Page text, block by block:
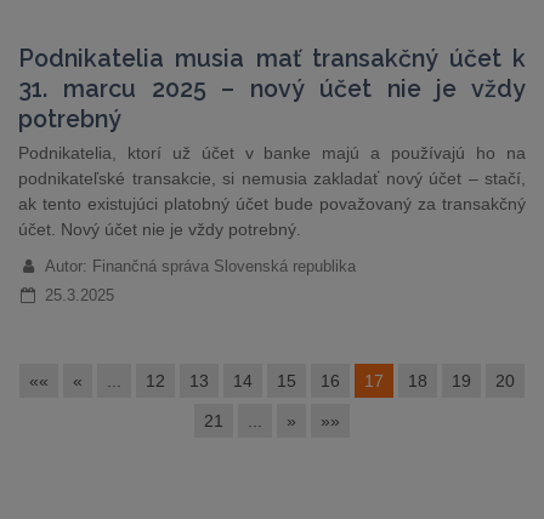
Podnikatelia musia mať transakčný účet k
31. marcu 2025 – nový účet nie je vždy
potrebný
Podnikatelia, ktorí už účet v banke majú a používajú ho na
podnikateľské transakcie, si nemusia zakladať nový účet – stačí,
ak tento existujúci platobný účet bude považovaný za transakčný
účet. Nový účet nie je vždy potrebný.
Autor: Finančná správa Slovenská republika
25.3.2025
«« « 12 13 14 15 16 17 18 19 20
21 » »»